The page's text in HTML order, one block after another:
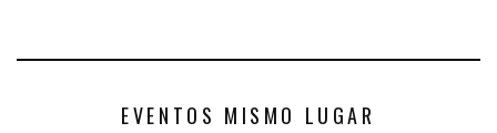
EVENTOS MISMO LUGAR